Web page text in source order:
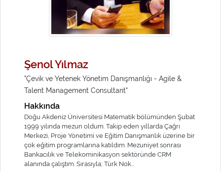
Şenol Yılmaz
"Çevik ve Yetenek Yönetim Danışmanlığı - Agile &
Talent Management Consultant"
Hakkında
Doğu Akdeniz Üniversitesi Matematik bölümünden Şubat
1999 yılında mezun oldum. Takip eden yıllarda Çağrı
Merkezi, Proje Yönetimi ve Eğitim Danışmanlık üzerine bir
çok eğitim programlarına katıldım. Mezuniyet sonrası
Bankacılık ve Telekominikasyon sektöründe CRM
alanında çalıştım. Sırasıyla; Türk Nok...